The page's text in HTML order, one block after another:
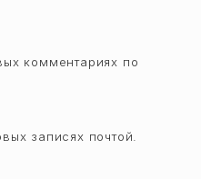
комментариях по
записях почтой.